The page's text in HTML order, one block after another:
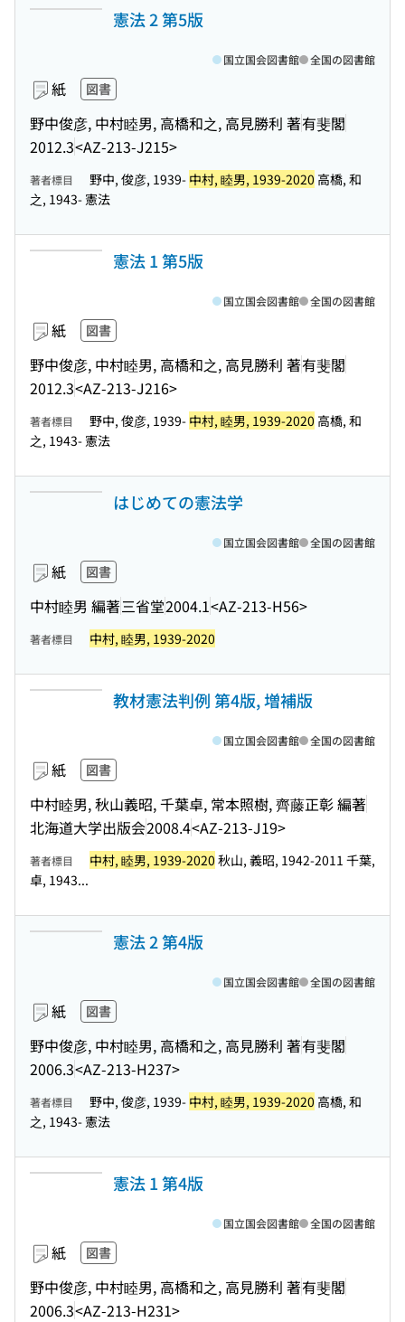
憲法 2 第5版
紙 図書
野中俊彦, 中村睦男, 高橋和之, 高見勝利 著有斐閣
2012.3<AZ-213-J215>
国立国会図書館 全国の図書館
著者標目 野中, 俊彦, 1939- 中村, 睦男, 1939-2020 高橋, 和
之, 1943- 憲法
憲法 1 第5版
紙 図書
野中俊彦, 中村睦男, 高橋和之, 高見勝利 著有斐閣
2012.3<AZ-213-J216>
国立国会図書館 全国の図書館
著者標目 野中, 俊彦, 1939- 中村, 睦男, 1939-2020 高橋, 和
之, 1943- 憲法
はじめての憲法学
紙 図書
中村睦男 編著三省堂2004.1<AZ-213-H56>
国立国会図書館 全国の図書館
著者標目 中村, 睦男, 1939-2020
教材憲法判例 第4版, 増補版
紙 図書
中村睦男, 秋山義昭, 千葉卓, 常本照樹, 齊藤正彰 編著
北海道大学出版会2008.4<AZ-213-J19>
国立国会図書館 全国の図書館
著者標目 中村, 睦男, 1939-2020 秋山, 義昭, 1942-2011 千葉,
卓, 1943...
憲法 2 第4版
紙 図書
野中俊彦, 中村睦男, 高橋和之, 高見勝利 著有斐閣
2006.3<AZ-213-H237>
国立国会図書館 全国の図書館
著者標目 野中, 俊彦, 1939- 中村, 睦男, 1939-2020 高橋, 和
之, 1943- 憲法
憲法 1 第4版
紙 図書
野中俊彦, 中村睦男, 高橋和之, 高見勝利 著有斐閣
2006.3<AZ-213-H231>
国立国会図書館 全国の図書館